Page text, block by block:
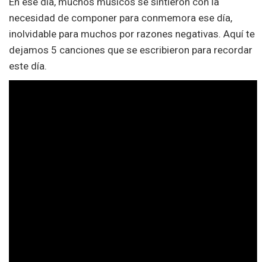
necesidad de componer para conmemora ese día,
inolvidable para muchos por razones negativas. Aquí te
dejamos 5 canciones que se escribieron para recordar
este día.